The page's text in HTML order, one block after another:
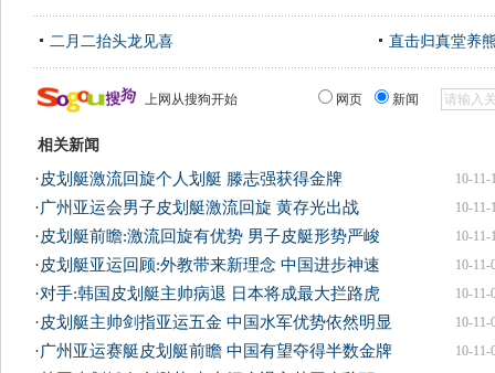
二月二抬头龙见喜 直击归真堂养
上网从搜狗开始 网页 新闻
相关新闻
10-11-
·皮划艇激流回旋个人划艇 滕志强获得金牌
10-11-
·广州亚运会男子皮划艇激流回旋 黄存光出战
10-11-
·皮划艇前瞻:激流回旋有优势 男子皮艇形势严峻
10-11-
·皮划艇亚运回顾:外教带来新理念 中国进步神速
10-11-
·对手:韩国皮划艇主帅病退 日本将成最大拦路虎
10-11-
·皮划艇主帅剑指亚运五金 中国水军优势依然明显
10-11-
·广州亚运赛艇皮划艇前瞻 中国有望夺得半数金牌